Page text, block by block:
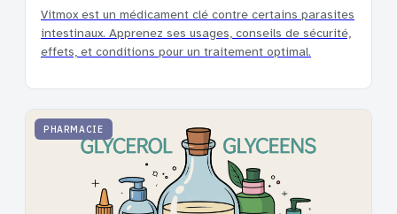
Vitmox est un médicament clé contre certains parasites
intestinaux. Apprenez ses usages, conseils de sécurité,
effets, et conditions pour un traitement optimal.
PHARMACIE